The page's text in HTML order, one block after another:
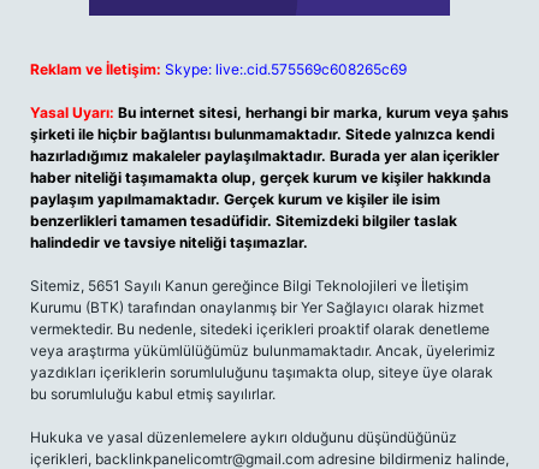
Reklam ve İletişim: Skype: live:.cid.575569c608265c69
Yasal Uyarı: Bu internet sitesi, herhangi bir marka, kurum veya şahıs
şirketi ile hiçbir bağlantısı bulunmamaktadır. Sitede yalnızca kendi
hazırladığımız makaleler paylaşılmaktadır. Burada yer alan içerikler
haber niteliği taşımamakta olup, gerçek kurum ve kişiler hakkında
paylaşım yapılmamaktadır. Gerçek kurum ve kişiler ile isim
benzerlikleri tamamen tesadüfidir. Sitemizdeki bilgiler taslak
halindedir ve tavsiye niteliği taşımazlar.
Sitemiz, 5651 Sayılı Kanun gereğince Bilgi Teknolojileri ve İletişim
Kurumu (BTK) tarafından onaylanmış bir Yer Sağlayıcı olarak hizmet
vermektedir. Bu nedenle, sitedeki içerikleri proaktif olarak denetleme
veya araştırma yükümlülüğümüz bulunmamaktadır. Ancak, üyelerimiz
yazdıkları içeriklerin sorumluluğunu taşımakta olup, siteye üye olarak
bu sorumluluğu kabul etmiş sayılırlar.
Hukuka ve yasal düzenlemelere aykırı olduğunu düşündüğünüz
içerikleri, backlinkpanelicomtr@gmail.com adresine bildirmeniz halinde,